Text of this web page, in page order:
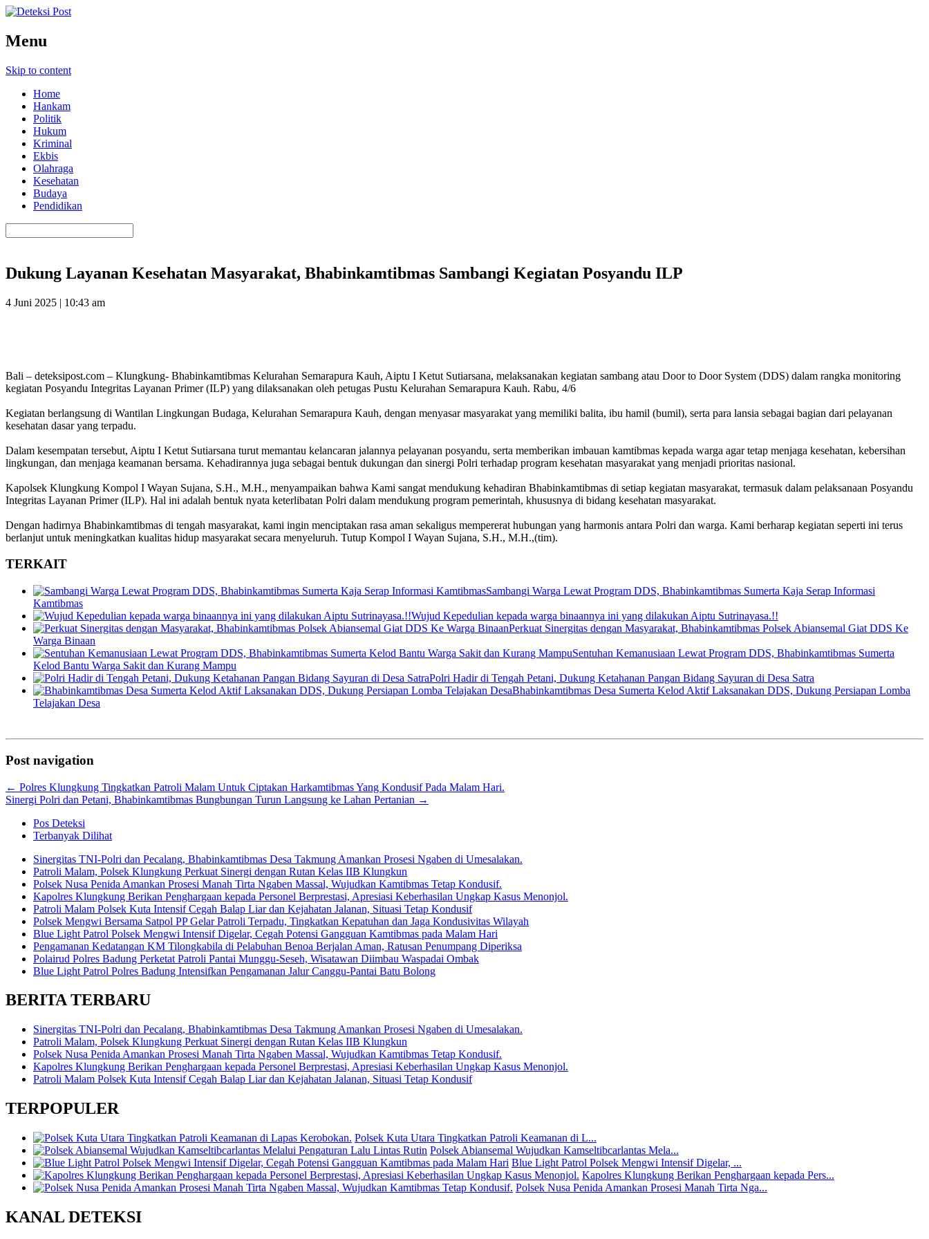
Menu
Skip to content
Home
Hankam
Politik
Hukum
Kriminal
Ekbis
Olahraga
Kesehatan
Budaya
Pendidikan
Dukung Layanan Kesehatan Masyarakat, Bhabinkamtibmas Sambangi Kegiatan Posyandu ILP
4 Juni 2025 | 10:43 am
Bali – deteksipost.com – Klungkung- Bhabinkamtibmas Kelurahan Semarapura Kauh, Aiptu I Ketut Sutiarsana, melaksanakan kegiatan sambang atau Door to Door System (DDS) dalam rangka monitoring
kegiatan Posyandu Integritas Layanan Primer (ILP) yang dilaksanakan oleh petugas Pustu Kelurahan Semarapura Kauh. Rabu, 4/6
Kegiatan berlangsung di Wantilan Lingkungan Budaga, Kelurahan Semarapura Kauh, dengan menyasar masyarakat yang memiliki balita, ibu hamil (bumil), serta para lansia sebagai bagian dari pelayanan
kesehatan dasar yang terpadu.
Dalam kesempatan tersebut, Aiptu I Ketut Sutiarsana turut memantau kelancaran jalannya pelayanan posyandu, serta memberikan imbauan kamtibmas kepada warga agar tetap menjaga kesehatan, kebersihan
lingkungan, dan menjaga keamanan bersama. Kehadirannya juga sebagai bentuk dukungan dan sinergi Polri terhadap program kesehatan masyarakat yang menjadi prioritas nasional.
Kapolsek Klungkung Kompol I Wayan Sujana, S.H., M.H., menyampaikan bahwa Kami sangat mendukung kehadiran Bhabinkamtibmas di setiap kegiatan masyarakat, termasuk dalam pelaksanaan Posyandu
Integritas Layanan Primer (ILP). Hal ini adalah bentuk nyata keterlibatan Polri dalam mendukung program pemerintah, khususnya di bidang kesehatan masyarakat.
Dengan hadirnya Bhabinkamtibmas di tengah masyarakat, kami ingin menciptakan rasa aman sekaligus mempererat hubungan yang harmonis antara Polri dan warga. Kami berharap kegiatan seperti ini terus
berlanjut untuk meningkatkan kualitas hidup masyarakat secara menyeluruh. Tutup Kompol I Wayan Sujana, S.H., M.H.,(tim).
TERKAIT
Sambangi Warga Lewat Program DDS, Bhabinkamtibmas Sumerta Kaja Serap Informasi
Kamtibmas
Wujud Kepedulian kepada warga binaannya ini yang dilakukan Aiptu Sutrinayasa.!!
Perkuat Sinergitas dengan Masyarakat, Bhabinkamtibmas Polsek Abiansemal Giat DDS Ke
Warga Binaan
Sentuhan Kemanusiaan Lewat Program DDS, Bhabinkamtibmas Sumerta
Kelod Bantu Warga Sakit dan Kurang Mampu
Polri Hadir di Tengah Petani, Dukung Ketahanan Pangan Bidang Sayuran di Desa Satra
Bhabinkamtibmas Desa Sumerta Kelod Aktif Laksanakan DDS, Dukung Persiapan Lomba
Telajakan Desa
Post navigation
← Polres Klungkung Tingkatkan Patroli Malam Untuk Ciptakan Harkamtibmas Yang Kondusif Pada Malam Hari.
Sinergi Polri dan Petani, Bhabinkamtibmas Bungbungan Turun Langsung ke Lahan Pertanian →
Pos Deteksi
Terbanyak Dilihat
Sinergitas TNI-Polri dan Pecalang, Bhabinkamtibmas Desa Takmung Amankan Prosesi Ngaben di Umesalakan.
Patroli Malam, Polsek Klungkung Perkuat Sinergi dengan Rutan Kelas IIB Klungkun
Polsek Nusa Penida Amankan Prosesi Manah Tirta Ngaben Massal, Wujudkan Kamtibmas Tetap Kondusif.
Kapolres Klungkung Berikan Penghargaan kepada Personel Berprestasi, Apresiasi Keberhasilan Ungkap Kasus Menonjol.
Patroli Malam Polsek Kuta Intensif Cegah Balap Liar dan Kejahatan Jalanan, Situasi Tetap Kondusif
Polsek Mengwi Bersama Satpol PP Gelar Patroli Terpadu, Tingkatkan Kepatuhan dan Jaga Kondusivitas Wilayah
Blue Light Patrol Polsek Mengwi Intensif Digelar, Cegah Potensi Gangguan Kamtibmas pada Malam Hari
Pengamanan Kedatangan KM Tilongkabila di Pelabuhan Benoa Berjalan Aman, Ratusan Penumpang Diperiksa
Polairud Polres Badung Perketat Patroli Pantai Munggu-Seseh, Wisatawan Diimbau Waspadai Ombak
Blue Light Patrol Polres Badung Intensifkan Pengamanan Jalur Canggu-Pantai Batu Bolong
BERITA TERBARU
Sinergitas TNI-Polri dan Pecalang, Bhabinkamtibmas Desa Takmung Amankan Prosesi Ngaben di Umesalakan.
Patroli Malam, Polsek Klungkung Perkuat Sinergi dengan Rutan Kelas IIB Klungkun
Polsek Nusa Penida Amankan Prosesi Manah Tirta Ngaben Massal, Wujudkan Kamtibmas Tetap Kondusif.
Kapolres Klungkung Berikan Penghargaan kepada Personel Berprestasi, Apresiasi Keberhasilan Ungkap Kasus Menonjol.
Patroli Malam Polsek Kuta Intensif Cegah Balap Liar dan Kejahatan Jalanan, Situasi Tetap Kondusif
TERPOPULER
Polsek Kuta Utara Tingkatkan Patroli Keamanan di L...
Polsek Abiansemal Wujudkan Kamseltibcarlantas Mela...
Blue Light Patrol Polsek Mengwi Intensif Digelar, ...
Kapolres Klungkung Berikan Penghargaan kepada Pers...
Polsek Nusa Penida Amankan Prosesi Manah Tirta Nga...
KANAL DETEKSI